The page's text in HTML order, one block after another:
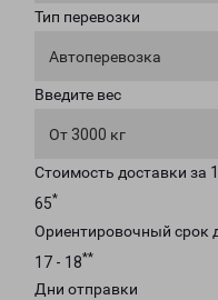
Тип перевозки
Автоперевозка
Введите вес
От 3000 кг
Стоимость доставки за
65*
Ориентировочный срок
17 - 18**
Дни отправки